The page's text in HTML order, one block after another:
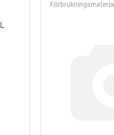
Förbrukningsmaterial